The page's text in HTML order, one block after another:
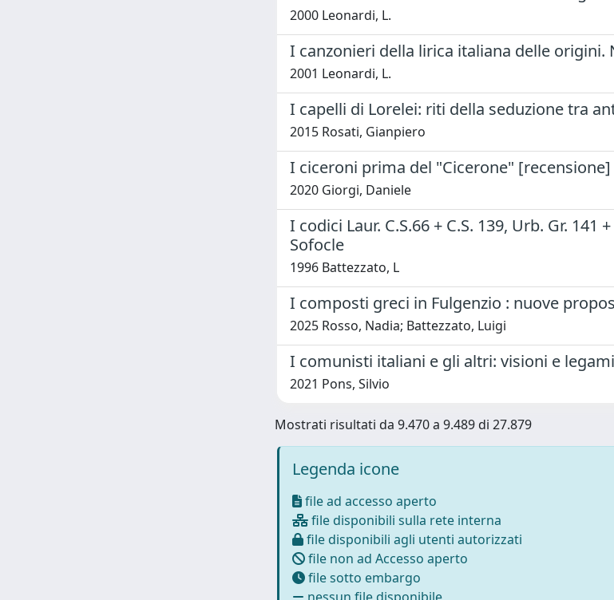
2000 Leonardi, L.
I canzonieri della lirica italiana delle origini.
2001 Leonardi, L.
I capelli di Lorelei: riti della seduzione tra
2015 Rosati, Gianpiero
I ciceroni prima del "Cicerone" [recensione]
2020 Giorgi, Daniele
I codici Laur. C.S.66 + C.S. 139, Urb. Gr.
Sofocle
1996 Battezzato, L
I composti greci in Fulgenzio : nuove
2025 Rosso, Nadia; Battezzato, Luigi
I comunisti italiani e gli altri: visioni e
2021 Pons, Silvio
Mostrati risultati da 9.470 a 9.489 di 27.879
Legenda icone
file ad accesso aperto
file disponibili sulla rete interna
file disponibili agli utenti autorizzati
file non ad Accesso aperto
file sotto embargo